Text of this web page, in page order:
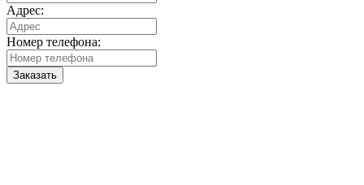
Адрес:
Номер телефона:
Заказать